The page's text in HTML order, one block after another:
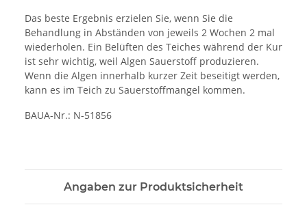
Das beste Ergebnis erzielen Sie, wenn Sie die
Behandlung in Abständen von jeweils 2 Wochen 2 mal
wiederholen. Ein Belüften des Teiches während der Kur
ist sehr wichtig, weil Algen Sauerstoff produzieren.
Wenn die Algen innerhalb kurzer Zeit beseitigt werden,
kann es im Teich zu Sauerstoffmangel kommen.
BAUA-Nr.: N-51856
Angaben zur Produktsicherheit